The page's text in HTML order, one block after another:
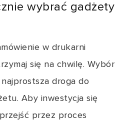
wybrać gadżety
w drukarni
się na chwilę. Wybór
droga do
Aby inwestycja się
przez proces